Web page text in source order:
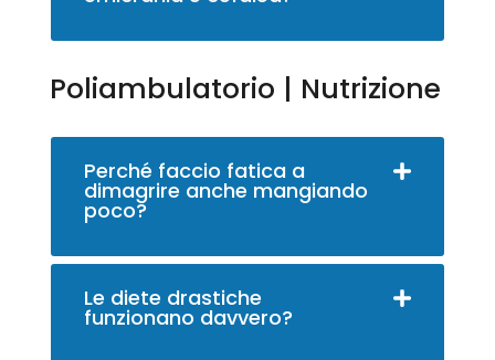
Poliambulatorio | Nutrizione
Perché faccio fatica a
dimagrire anche mangiando
poco?
Le diete drastiche
funzionano davvero?